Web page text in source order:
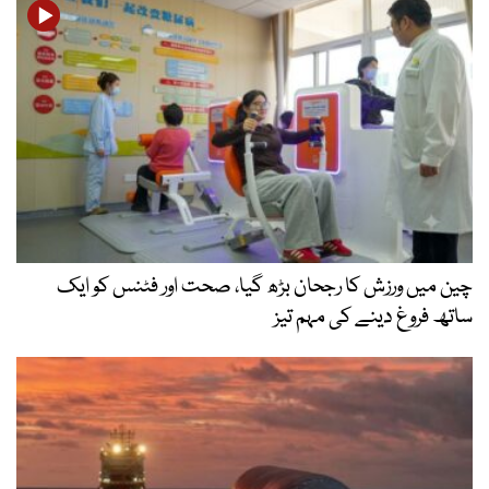
چین میں ورزش کا رجحان بڑھ گیا، صحت اور فٹنس کو ایک
ساتھ فروغ دینے کی مہم تیز